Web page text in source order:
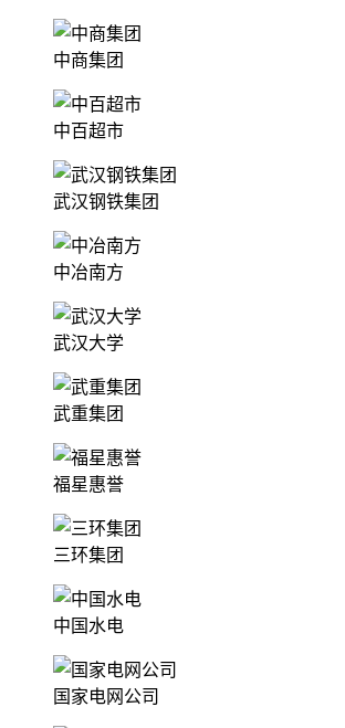
中商集团
中百超市
武汉钢铁集团
中冶南方
武汉大学
武重集团
福星惠誉
三环集团
中国水电
国家电网公司